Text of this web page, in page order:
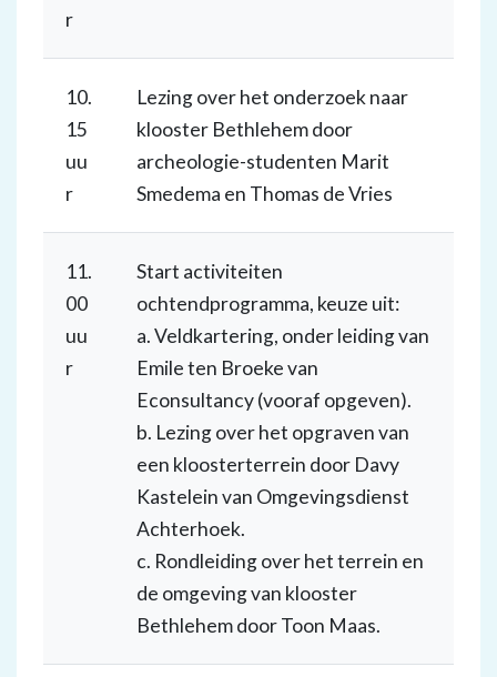
r
10.
15
uu
r
Lezing over het onderzoek naar
klooster Bethlehem door
archeologie-studenten Marit
Smedema en Thomas de Vries
11.
00
uu
r
Start activiteiten
ochtendprogramma, keuze uit:
a. Veldkartering, onder leiding van
Emile ten Broeke van
Econsultancy (vooraf opgeven).
b. Lezing over het opgraven van
een kloosterterrein door Davy
Kastelein van Omgevingsdienst
Achterhoek.
c. Rondleiding over het terrein en
de omgeving van klooster
Bethlehem door Toon Maas.